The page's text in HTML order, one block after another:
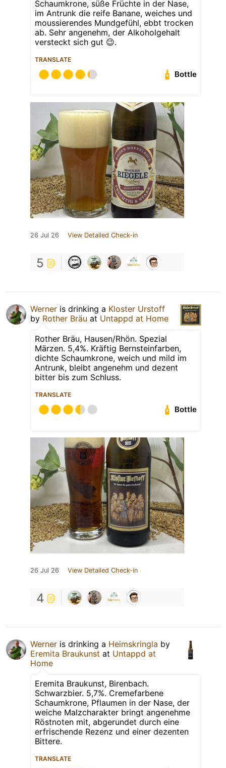
Schaumkrone, süße Früchte in der Nase,
im Antrunk die reife Banane, weiches und
moussierendes Mundgefühl, ebbt trocken
ab. Sehr angenehm, der Alkoholgehalt
versteckt sich gut 😉.
TRANSLATE
Bottle
26 Jul 26 View Detailed Check-in
5
Werner is drinking a Kloster Urstoff
by Rother Bräu at Untappd at Home
Rother Bräu, Hausen/Rhön. Spezial
Märzen. 5,4%. Kräftig Bernsteinfarben,
dichte Schaumkrone, weich und mild im
Antrunk, bleibt angenehm und dezent
bitter bis zum Schluss.
TRANSLATE
Bottle
26 Jul 26 View Detailed Check-in
4
Werner is drinking a Heimskringla by
Eremita Braukunst at Untappd at
Home
Eremita Braukunst, Birenbach.
Schwarzbier. 5,7%. Cremefarbene
Schaumkrone, Pflaumen in der Nase, der
weiche Malzcharakter bringt angenehme
Röstnoten mit, abgerundet durch eine
erfrischende Rezenz und einer dezenten
Bittere.
TRANSLATE